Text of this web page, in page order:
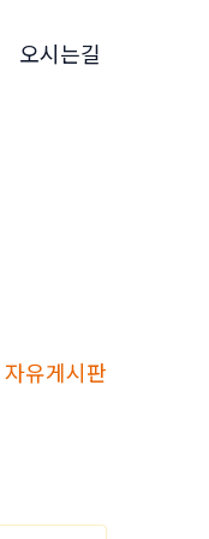
오시는길
자유게시판